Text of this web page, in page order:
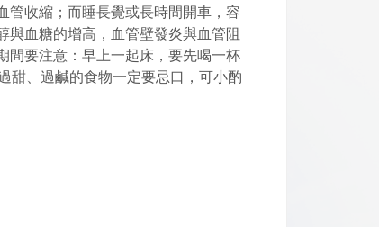
管收縮；而睡長覺或長時間開車，容
與血糖的增高，血管壁發炎與血管阻
間要注意：早上一起床，要先喝一杯
甜、過鹹的食物一定要忌口，可小酌